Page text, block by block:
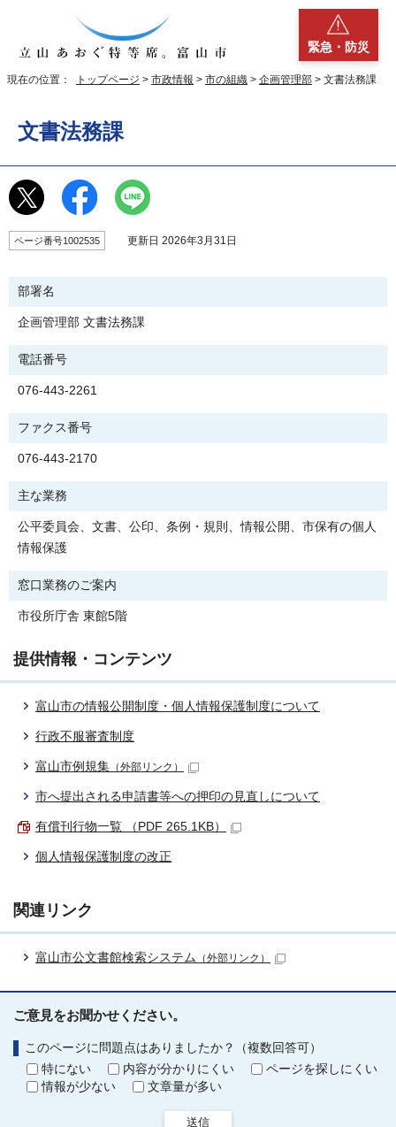
緊急・防災
現在の位置： トップページ > 市政情報 > 市の組織 > 企画管理部 > 文書法務課
文書法務課
ページ番号1002535 更新日 2026年3月31日
部署名
企画管理部 文書法務課
電話番号
076-443-2261
ファクス番号
076-443-2170
主な業務
公平委員会、文書、公印、条例・規則、情報公開、市保有の個人
情報保護
窓口業務のご案内
市役所庁舎 東館5階
提供情報・コンテンツ
富山市の情報公開制度・個人情報保護制度について
行政不服審査制度
富山市例規集 （外部リンク）
市へ提出される申請書等への押印の見直しについて
有償刊行物一覧 （PDF 265.1KB）
個人情報保護制度の改正
関連リンク
富山市公文書館検索システム （外部リンク）
ご意見をお聞かせください。
このページに問題点はありましたか？（複数回答可）
特にない
内容が分かりにくい
ページを探しにくい
情報が少ない
文章量が多い
送信